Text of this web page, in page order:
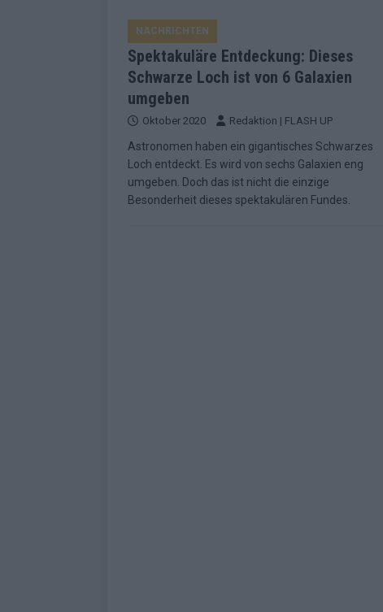
[ Mai 2026 ]
KOMMENTAR
EUROVISION
[ Mai 2026 ] Das ESC-Finale ist komplett
JJ hat den Abend gerettet –
KOMMENTAR
NACHRICHTEN
Spektakuläre Entdeckung: Dieses
Schwarze Loch ist von 6 Galaxien
umgeben
Oktober 2020 Redaktion | FLASH UP
Astronomen haben ein gigantisches Schwarzes
Loch entdeckt. Es wird von sechs Galaxien eng
umgeben. Doch das ist nicht die einzige
Besonderheit dieses spektakulären Fundes.